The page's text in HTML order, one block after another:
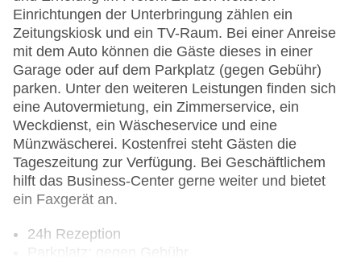
Einrichtungen der Unterbringung zählen ein
Zeitungskiosk und ein TV-Raum. Bei einer Anreise
mit dem Auto können die Gäste dieses in einer
Garage oder auf dem Parkplatz (gegen Gebühr)
parken. Unter den weiteren Leistungen finden sich
eine Autovermietung, ein Zimmerservice, ein
Weckdienst, ein Wäscheservice und eine
Münzwäscherei. Kostenfrei steht Gästen die
Tageszeitung zur Verfügung. Bei Geschäftlichem
hilft das Business-Center gerne weiter und bietet
ein Faxgerät an.
24h Rezeption